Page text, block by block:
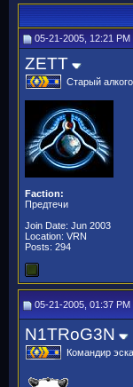
05-21-2005, 12:21 PM
ZETT
Старый
Faction:
Предтечи
Join Date: Jun 2003
Location: VRN
Posts: 294
05-21-2005, 01:37 PM
N1TRoG3N
Командир